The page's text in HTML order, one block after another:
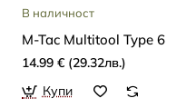
В наличност
M-Tac Multitool Type 6
14.99 € (29.32лв.)
Купи